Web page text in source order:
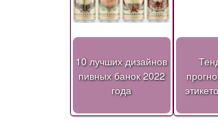
10 лучших дизайнов
пивных банок 2022
года